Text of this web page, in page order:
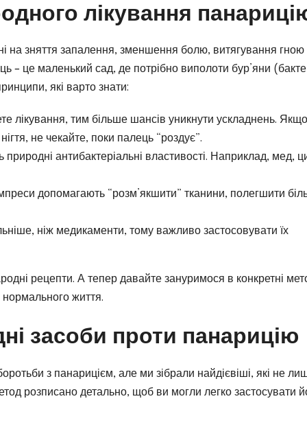
лікування
на зняття запалення, зменшення болю, витягування гною
– це маленький сад, де потрібно виполоти бур’яни
які варто знати:
лікування, тим більше шансів уникнути ускладнень. Якщо
не чекайте, поки палець “роздує”.
антибактеріальні властивості. Наприклад, мед,
допомагають “розм’якшити” тканини, полегшити біль
ніж медикаменти, тому важливо застосовувати їх
рецепти. А тепер давайте зануримося в конкретні
життя.
засоби проти панарицію
з панарицієм, але ми зібрали найдієвіші, які не
розписано детально, щоб ви могли легко застосувати